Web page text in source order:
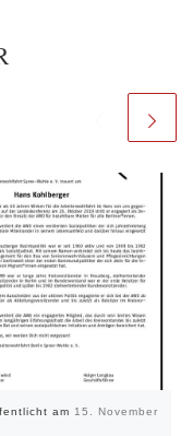
am 15. November